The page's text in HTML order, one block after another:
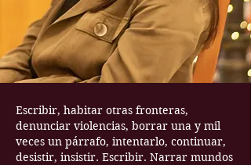
Escribir, habitar otras fronteras,
denunciar violencias, borrar una y mil
veces un párrafo, intentarlo, continuar,
desistir, insistir. Escribir. Narrar mundos